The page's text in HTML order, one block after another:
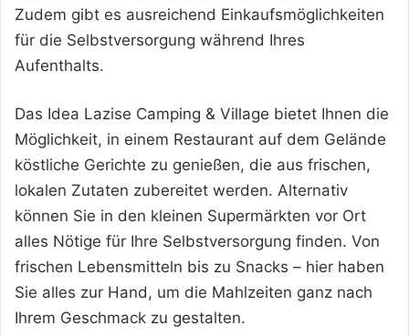
Zudem gibt es ausreichend Einkaufsmöglichkeiten
für die Selbstversorgung während Ihres
Aufenthalts.
Das Idea Lazise Camping & Village bietet Ihnen die
Möglichkeit, in einem Restaurant auf dem Gelände
köstliche Gerichte zu genießen, die aus frischen,
lokalen Zutaten zubereitet werden. Alternativ
können Sie in den kleinen Supermärkten vor Ort
alles Nötige für Ihre Selbstversorgung finden. Von
frischen Lebensmitteln bis zu Snacks – hier haben
Sie alles zur Hand, um die Mahlzeiten ganz nach
Ihrem Geschmack zu gestalten.